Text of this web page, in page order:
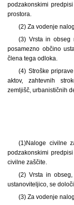
podzakonskimi
prostora.
(2) Za vodenje
(3) Vrsta in obseg
posamezno občino
člena tega odloka.
(4) Stroške
aktov, zahtevnih
zemljišč, urbanističnih
(1)Naloge civilne
podzakonskimi
civilne zaščite.
(2) Vrsta in
ustanoviteljico, se
(3) Za vodenje